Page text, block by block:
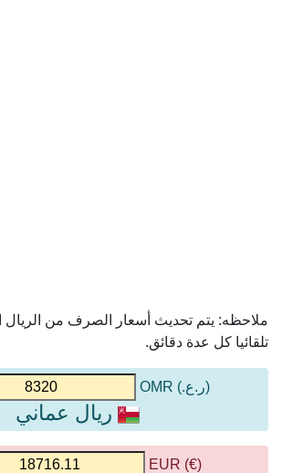
ملاحظه: يتم تحديث أسعار الصرف من الريال
تلقائيا كل عدة دقائق.
(ر.ع.) OMR
ريال عماني
(€) EUR